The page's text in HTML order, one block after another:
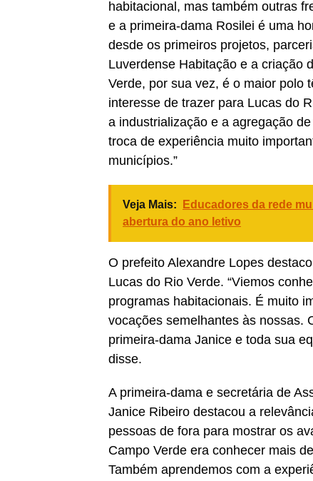
habitacional, mas também outras
e a primeira-dama Rosilei é uma
desde os primeiros projetos,
Luverdense Habitação e a criação
Verde, por sua vez, é o maior polo
interesse de trazer para Lucas do
a industrialização e a agregação
troca de experiência muito
municípios.”
Veja Mais:
Educadores da rede
abertura do ano letivo
O prefeito Alexandre Lopes
Lucas do Rio Verde. “Viemos
programas habitacionais. É muito
vocações semelhantes às nossas.
primeira-dama Janice e toda sua
disse.
A primeira-dama e secretária de
Janice Ribeiro destacou a
pessoas de fora para mostrar os
Campo Verde era conhecer mais
Também aprendemos com a